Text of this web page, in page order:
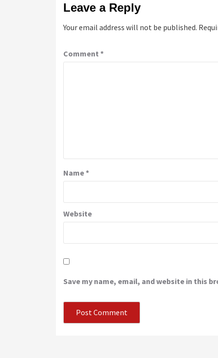
Leave a Reply
Your email address will not be published.
Comment *
Name*
Website
Save my name, email, and website in this